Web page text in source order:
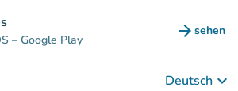
– Google Play arrow_forward sehen
(new
Deutsch keyboard_arrow_down